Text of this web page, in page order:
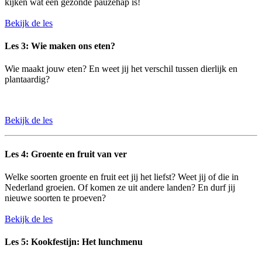
Bekijk de les
Les 3: Wie maken ons eten?
Wie maakt jouw eten? En weet jij het verschil tussen dierlijk en
plantaardig?
Bekijk de les
Les 4: Groente en fruit van ver
Welke soorten groente en fruit eet jij het liefst? Weet jij of die in
Nederland groeien. Of komen ze uit andere landen? En durf jij
nieuwe soorten te proeven?
Bekijk de les
Les 5: Kookfestijn: Het lunchmenu